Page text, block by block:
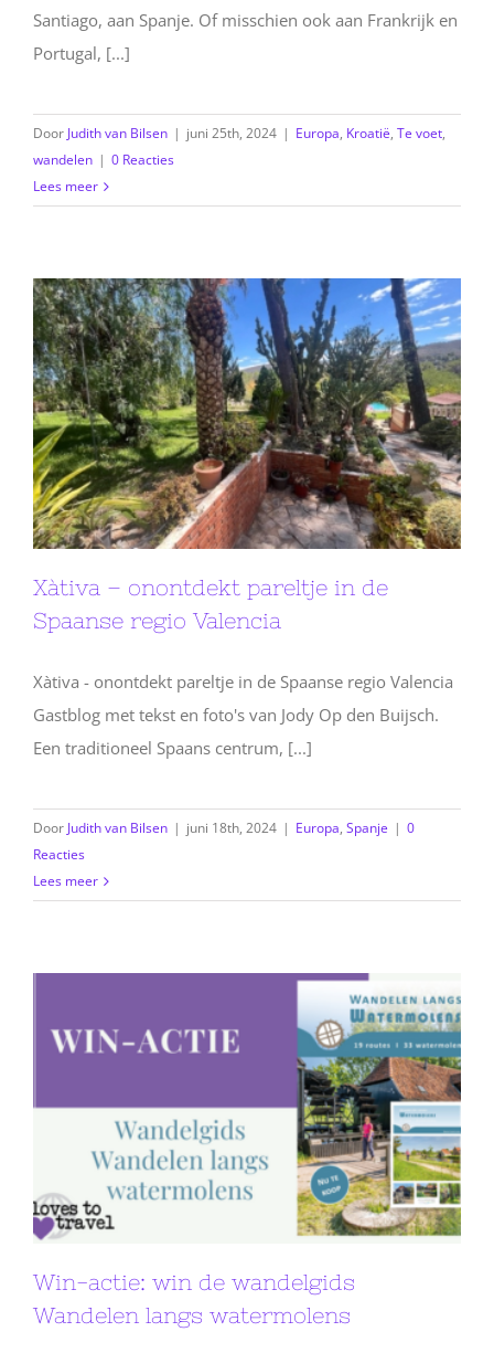
Santiago, aan Spanje. Of misschien ook aan Frankrijk en
Portugal, [...]
Door Judith van Bilsen | juni 25th, 2024 | Europa, Kroatië, Te voet,
wandelen | 0 Reacties
Lees meer
Xàtiva – onontdekt pareltje in de
Spaanse regio Valencia
Xàtiva - onontdekt pareltje in de Spaanse regio Valencia
Gastblog met tekst en foto's van Jody Op den Buijsch.
Een traditioneel Spaans centrum, [...]
Door Judith van Bilsen | juni 18th, 2024 | Europa, Spanje | 0
Reacties
Lees meer
Win-actie: win de wandelgids
Wandelen langs watermolens